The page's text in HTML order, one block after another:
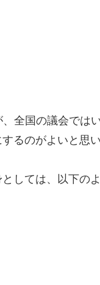
全国の議会では
るのがよいと思い
しては、以下の